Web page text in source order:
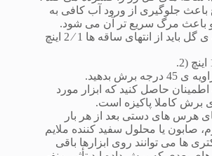
جلوگیری از ورود آب کافی به
باعث مرگ سریع تر آن می شود.
برای برش ساقه ی گل باید از انتهای ساقه ها 1 ⁄ 2 اینچ
حاصل کنید که ابزار مورد
برش کاملا پاکیزه است.
هرس های دستی بعد از هر بار
صابون یا محلول سفید کننده ملایم
ها می توانند روی ابزارها باقی